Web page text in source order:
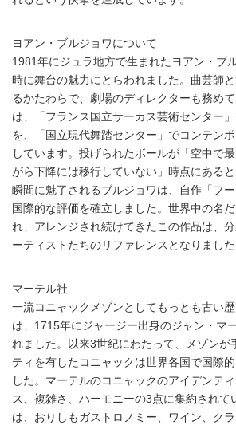
ヨアン・ブルジョワについて
1981年にジュラ地方で生まれたヨアン・ブ
時に舞台の魅力にとらわれました。曲芸師
るかたわらで、劇場のディレクターも務め
は、「フランス国立サーカス芸術センター
を、「国立現代舞踏センター」でコンテン
しています。投げられたボールが「空中で
がら下降には移行していない」時点にある
瞬間に魅了されるブルジョワは、自作「フ
国際的な評価を確立しました。世界中の名
れ、アレンジされ続けてきたこの作品は、
ーティストたちのリファレンスとなりました
マーテル社
一流コニャックメゾンとしてもっとも古い
は、1715年にジャージー出身のジャン・マ
れました。以来3世紀にわたって、メゾンが
ティを有したコニャックは世界各国で国際
した。マーテルのコニャックのアイデンテ
ス、複雑さ、ハーモニーの3点に集約されて
は、おりしもガストロノミー、ワイン、ク